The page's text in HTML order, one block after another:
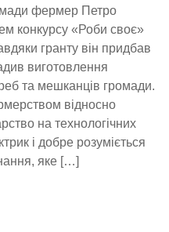
фермер Петро
конкурсу «Роби своє»
гранту він придбав
виготовлення
та мешканців громади.
відносно
на технологічних
і добре розуміється
яке […]